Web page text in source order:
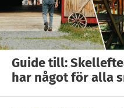
Guide till:
har något för alla